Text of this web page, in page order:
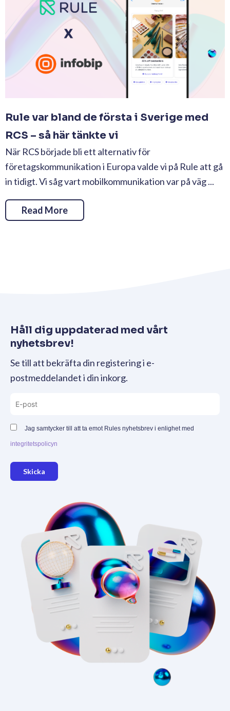
Rule var bland de första i Sverige med
RCS – så här tänkte vi
När RCS började bli ett alternativ för
företagskommunikation i Europa valde vi på Rule att gå
in tidigt. Vi såg vart mobilkommunikation var på väg ...
Read More
Håll dig uppdaterad med vårt
nyhetsbrev!
Se till att bekräfta din registering i e-
postmeddelandet i din inkorg.
Jag samtycker till att ta emot Rules nyhetsbrev i enlighet med
integritetspolicyn
Skicka